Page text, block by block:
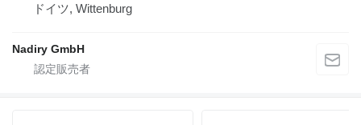
ドイツ, Wittenburg
Nadiry GmbH